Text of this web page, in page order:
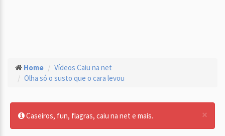
Home
Vídeos Caiu na net
Olha só o susto que o cara levou
×
Caseiros, fun, flagras, caiu na net e mais.